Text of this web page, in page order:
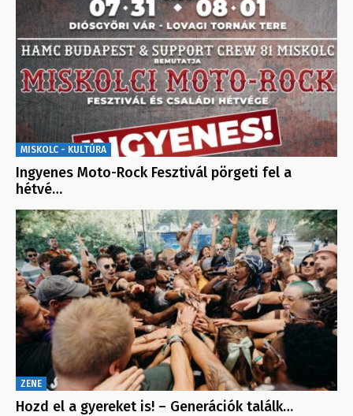
MISKOLC - KULTÚRA
Ingyenes Moto-Rock Fesztivál pörgeti fel a
hétvé…
ZENE
Hozd el a gyereket is! – Generációk találk…